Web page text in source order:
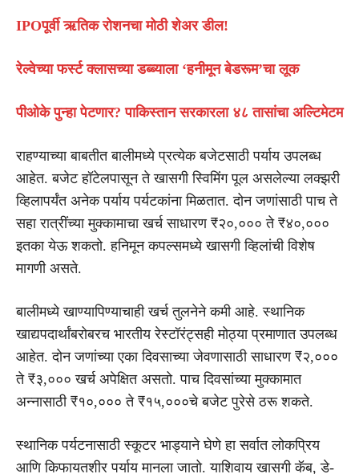
IPOपूर्वी ऋतिक रोशनचा मोठी शेअर डील!
रेल्वेच्या फर्स्ट क्लासच्या डब्ब्याला ‘हनीमून बेडरूम’चा लूक
पीओके पुन्हा पेटणार? पाकिस्तान सरकारला ४८ तासांचा अल्टिमेटम
राहण्याच्या बाबतीत बालीमध्ये प्रत्येक बजेटसाठी पर्याय उपलब्ध
आहेत. बजेट हॉटेलपासून ते खासगी स्विमिंग पूल असलेल्या लक्झरी
व्हिलापर्यंत अनेक पर्याय पर्यटकांना मिळतात. दोन जणांसाठी पाच ते
सहा रात्रींच्या मुक्कामाचा खर्च साधारण ₹२०,००० ते ₹४०,०००
इतका येऊ शकतो. हनिमून कपल्समध्ये खासगी व्हिलांची विशेष
मागणी असते.
बालीमध्ये खाण्यापिण्याचाही खर्च तुलनेने कमी आहे. स्थानिक
खाद्यपदार्थांबरोबरच भारतीय रेस्टॉरंट्सही मोठ्या प्रमाणात उपलब्ध
आहेत. दोन जणांच्या एका दिवसाच्या जेवणासाठी साधारण ₹२,०००
ते ₹३,००० खर्च अपेक्षित असतो. पाच दिवसांच्या मुक्कामात
अन्नासाठी ₹१०,००० ते ₹१५,०००चे बजेट पुरेसे ठरू शकते.
स्थानिक पर्यटनासाठी स्कूटर भाड्याने घेणे हा सर्वात लोकप्रिय
आणि किफायतशीर पर्याय मानला जातो. याशिवाय खासगी कॅब, डे-